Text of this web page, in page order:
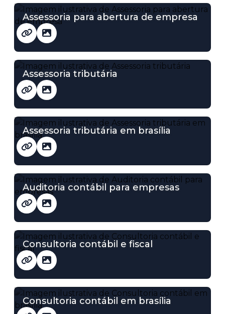
Assessoria para abertura de empresa
Assessoria tributária
Assessoria tributária em brasília
Auditoria contábil para empresas
Consultoria contábil e fiscal
Consultoria contábil em brasília